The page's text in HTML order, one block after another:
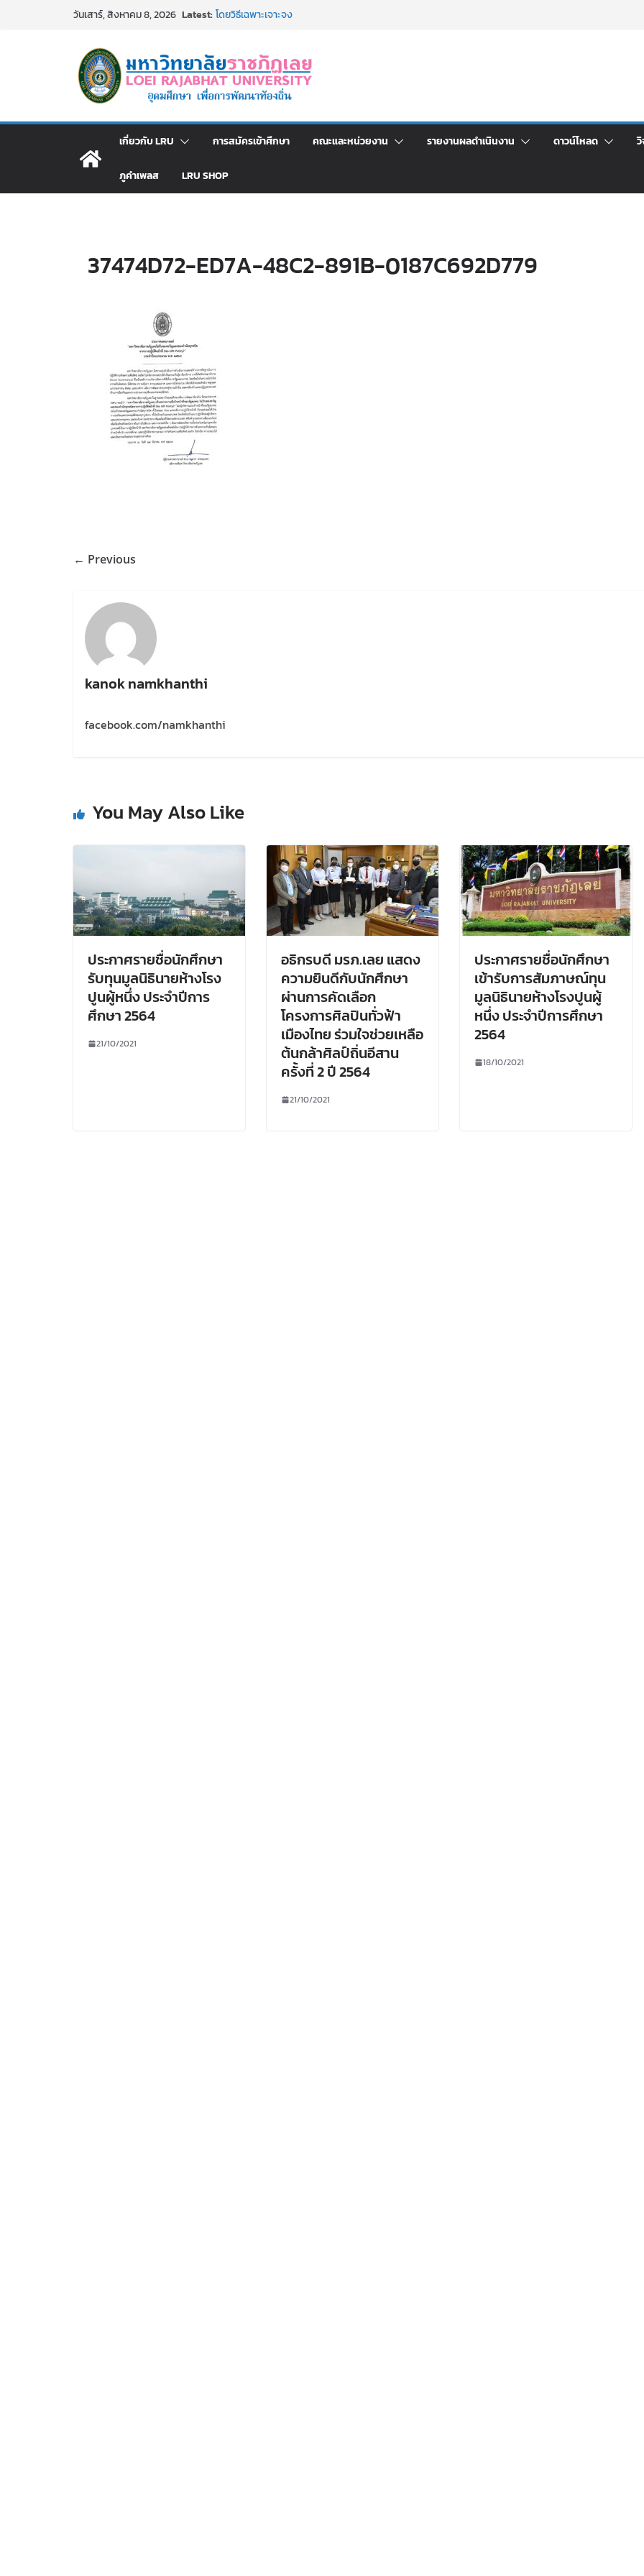
วันเสาร์, สิงหาคม 8, 2026 Latest:ประกาศผู้ชนะการเสนอราคา จ้างทำปกปริญญาบัตร จำนวน ๑,๙๗๒ ชุด
สาธารณกุศล 69
รายชื่อผู้ผ่านการสอบแข่งขันเพื่อเป็นลูกจ้างชั่วคราว (รายวัน) สังกัด
มหาวิทยาลัยราชภัฏเลย ด้วยเงินนอกงบประมาณ ประเภทเงินรายได้
ม.ราชภัฏเลย จัดมหกรรมวิชาการ เปิดบ้าน LRU ครั้งที่ 4 เปิดให้นักเรียน
อธิการบดี มรภ.เลย ร่วมประชุมชี้แจงกับคณะอนุกรรมาธิการ ประจำ
ปีงบประมาณ พ.ศ. 2570
เกี่ยวกับ LRU การสมัครเข้าศึกษา คณะและหน่วยงาน รายงานผลดำเนินงาน ดาวน์โหลด
ภูคำเพลส LRU SHOP
37474D72-ED7A-48C2-891B-0187C692D779
← Previous
kanok namkhanthi
facebook.com/namkhanthi
You May Also Like
ประกาศรายชื่อนักศึกษา
รับทุนมูลนิธินายห้างโรง
ปูนผู้หนึ่ง ประจำปีการ
ศึกษา 2564
21/10/2021
อธิกรบดี มรภ.เลย แสดง
ความยินดีกับนักศึกษา
ผ่านการคัดเลือก
โครงการศิลปินทั่วฟ้า
เมืองไทย ร่วมใจช่วยเหลือ
ต้นกล้าศิลป์ถิ่นอีสาน
ครั้งที่ 2 ปี 2564
21/10/2021
ประกาศรายชื่อนักศึกษา
เข้ารับการสัมภาษณ์ทุน
มูลนิธินายห้างโรงปูนผู้
หนึ่ง ประจำปีการศึกษา
2564
18/10/2021